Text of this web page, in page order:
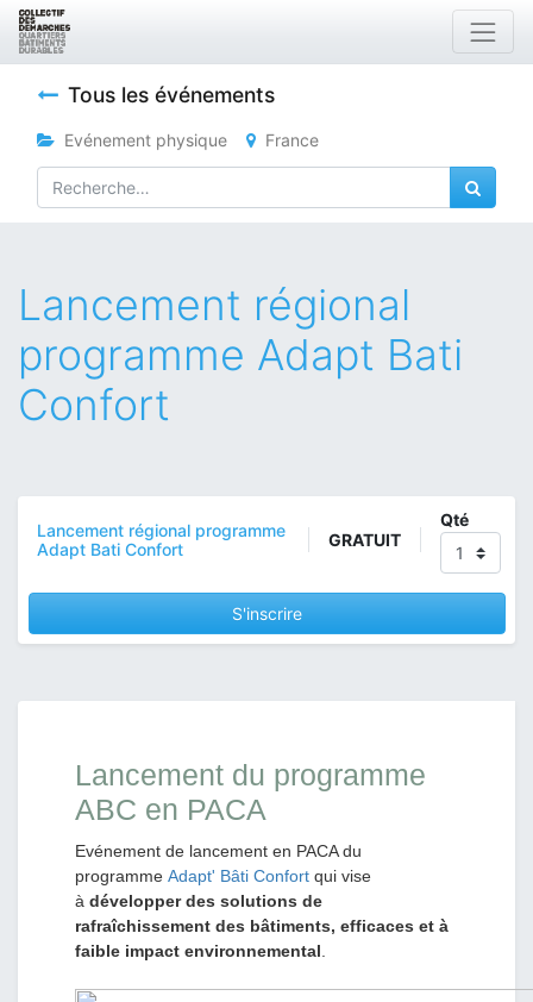
Tous les événements
Evénement physique France
Lancement régional
programme Adapt Bati
Confort
Lancement régional programme
Adapt Bati Confort
GRATUIT
Qté
S'inscrire
Lancement du programme
ABC en PACA
Evénement de lancement en PACA du
programme Adapt' Bâti Confort qui vise
à développer des solutions de
rafraîchissement des bâtiments, efficaces et à
faible impact environnemental.